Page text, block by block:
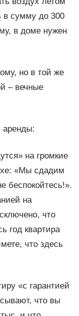
в сумму до 300
в доме нужен
но в той же
– вечные
аренды:
на громкие
«Мы сдадим
беспокойтесь!».
на
что
год квартира
что здесь
«с гарантией
что вы